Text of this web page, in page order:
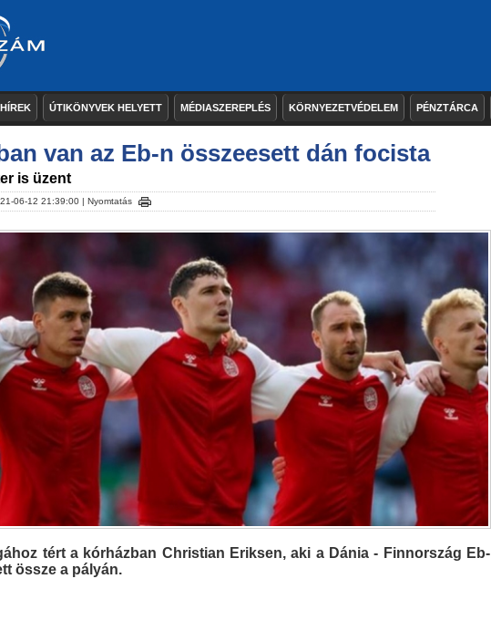
HÍREK ÚTIKÖNYVEK HELYETT MÉDIASZEREPLÉS KÖRNYEZETVÉDELEM PÉNZTÁRCA
van az Eb-n összeesett dán focista
is üzent
06-12 21:39:00 | Nyomtatás
tért a kórházban Christian Eriksen, aki a Dánia - Finnország Eb-
össze a pályán.